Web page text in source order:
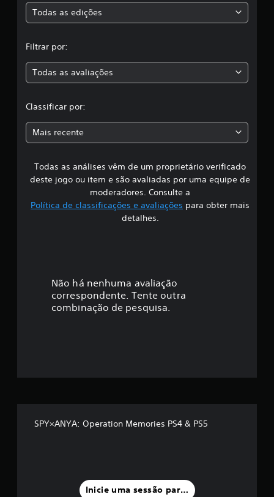
a
c
a
s
s
m
Todas as edições
Filtrar por:
Todas as avaliações
Classificar por:
Mais recente
Todas as análises vêm de um proprietário verificado
deste jogo ou item e são avaliadas por uma equipe de
moderadores. Consulte a
Política de classificações e avaliações para obter mais
detalhes.
Não há nenhuma avaliação
correspondente. Tente outra
combinação de pesquisa.
SPY×ANYA: Operation Memories PS4 & PS5
Inicie uma sessão para classificar